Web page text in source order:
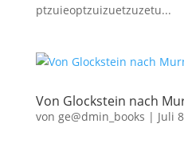
ptzuieoptzuizuetzuzetu...
Von Glockstein nach
von ge@dmin_books | Juli